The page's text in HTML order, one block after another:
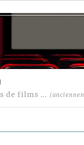
de films ...